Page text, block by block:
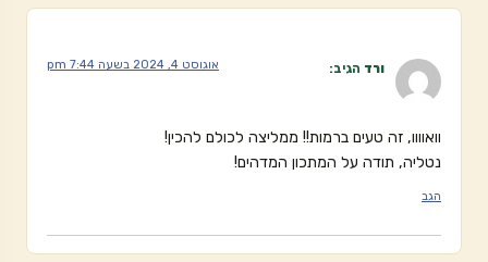
ורד הגיב: אוגוסט 4, 2024 בשעה 7:44 pm
וואוווו, זה טעים ברמות!! ממליצה לכולם להכין!
נטליה, תודה על המתכון המדהים!
הגב